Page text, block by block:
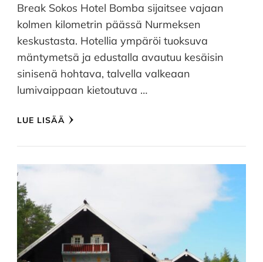
Break Sokos Hotel Bomba sijaitsee vajaan
kolmen kilometrin päässä Nurmeksen
keskustasta. Hotellia ympäröi tuoksuva
mäntymetsä ja edustalla avautuu kesäisin
sinisenä hohtava, talvella valkeaan
lumivaippaan kietoutuva …
LUE LISÄÄ